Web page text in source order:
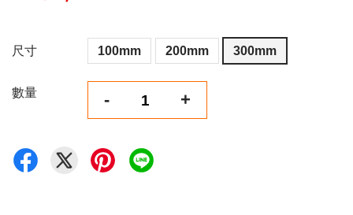
尺寸 100mm 200mm 300mm
數量 - +